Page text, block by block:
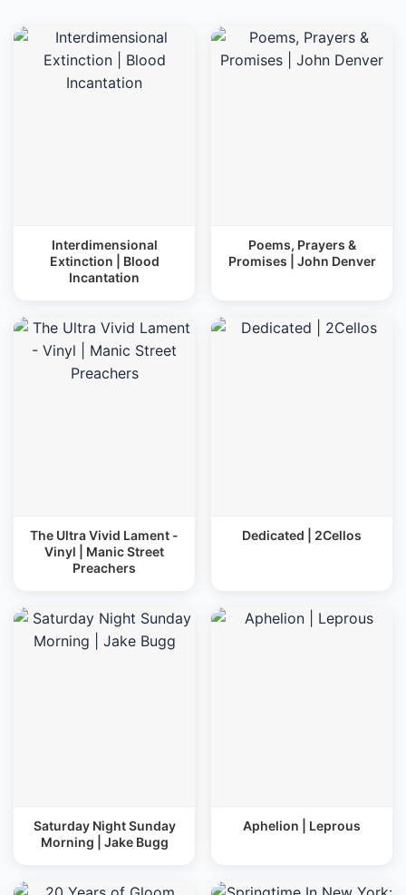
Interdimensional
Extinction | Blood
Incantation
Poems, Prayers &
Promises | John Denver
The Ultra Vivid Lament -
Vinyl | Manic Street
Preachers
Dedicated | 2Cellos
Saturday Night Sunday
Morning | Jake Bugg
Aphelion | Leprous